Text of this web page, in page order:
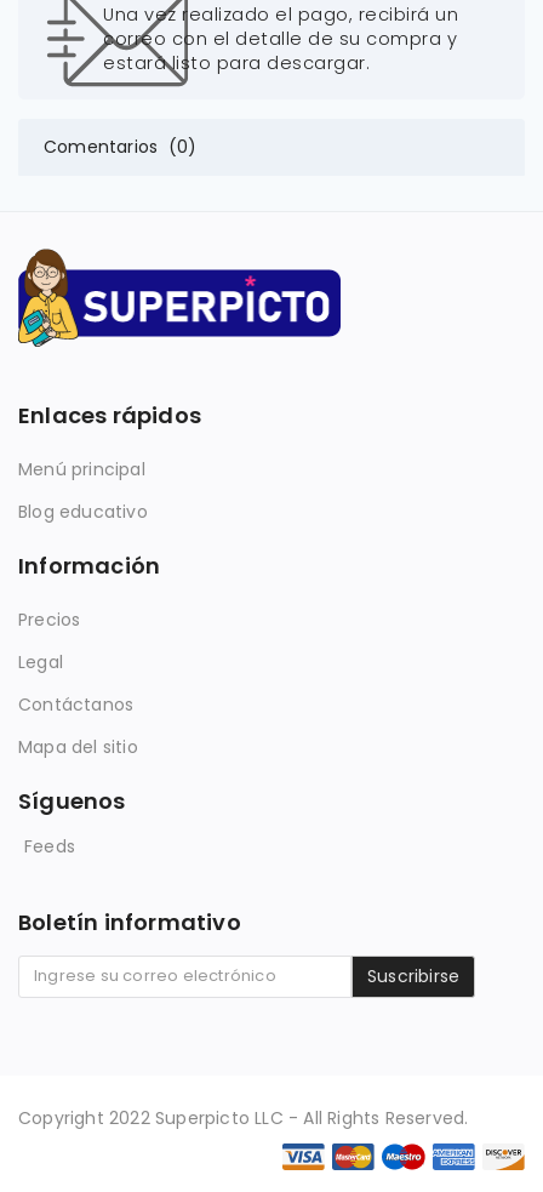
Una vez realizado el pago, recibirá un
correo con el detalle de su compra y
estará listo para descargar.
Comentarios (0)
Enlaces rápidos
Menú principal
Blog educativo
Información
Precios
Legal
Contáctanos
Mapa del sitio
Síguenos
Feeds
Boletín informativo
Suscribirse
Copyright 2022 Superpicto LLC - All Rights Reserved.